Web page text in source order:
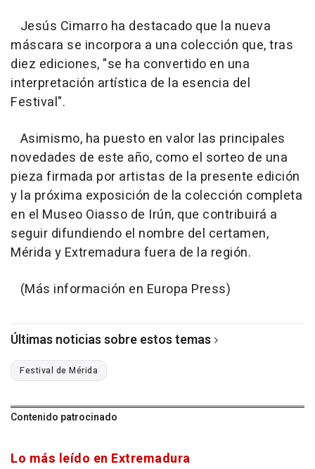
Jesús Cimarro ha destacado que la nueva
máscara se incorpora a una colección que, tras
diez ediciones, "se ha convertido en una
interpretación artística de la esencia del
Festival".
Asimismo, ha puesto en valor las principales
novedades de este año, como el sorteo de una
pieza firmada por artistas de la presente edición
y la próxima exposición de la colección completa
en el Museo Oiasso de Irún, que contribuirá a
seguir difundiendo el nombre del certamen,
Mérida y Extremadura fuera de la región.
(Más información en Europa Press)
Últimas noticias sobre estos temas
Festival de Mérida
Contenido patrocinado
Lo más leído en Extremadura